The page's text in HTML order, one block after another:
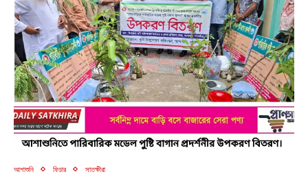
আশাশুনি ফিচার সাতক্ষীরা